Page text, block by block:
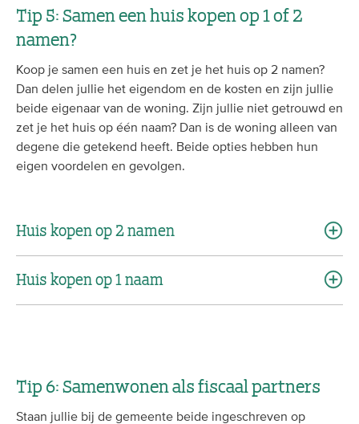
Tip 5: Samen een huis kopen op 1 of 2
namen?
Koop je samen een huis en zet je het huis op 2 namen?
Dan delen jullie het eigendom en de kosten en zijn jullie
beide eigenaar van de woning. Zijn jullie niet getrouwd en
zet je het huis op één naam? Dan is de woning alleen van
degene die getekend heeft. Beide opties hebben hun
eigen voordelen en gevolgen.
Huis kopen op 2 namen
Huis kopen op 1 naam
Tip 6: Samenwonen als fiscaal partners
Staan jullie bij de gemeente beide ingeschreven op